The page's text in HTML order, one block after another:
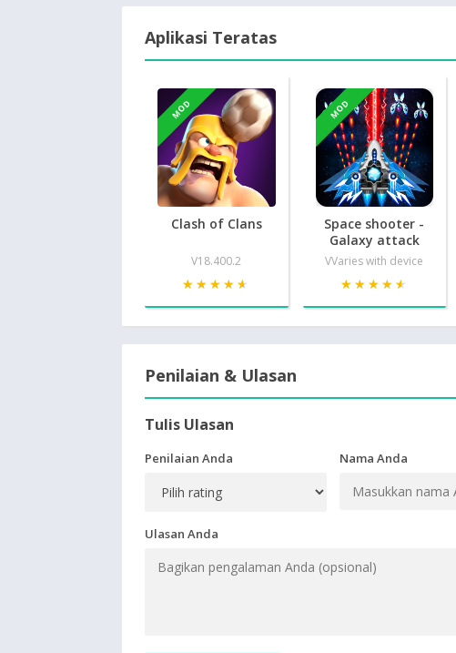
Aplikasi Teratas
MOD
Clash of Clans
V18.400.2
★★★★★
★★★★★
MOD
Space shooter -
Galaxy attack
VVaries with device
★★★★★
★★★★★
Penilaian & Ulasan
Tulis Ulasan
Penilaian Anda Nama Anda
Ulasan Anda